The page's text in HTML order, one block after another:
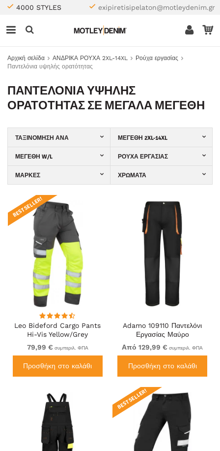
4000 STYLES exipiretisipelaton@motleydenim.gr
Αρχική σελίδα ΑΝΔΡΙΚΑ ΡΟΥΧΑ 2XL-14XL
Ρούχα εργασίας
Παντελόνια υψηλής ορατότητας
ΠΑΝΤΕΛΌΝΙΑ ΥΨΗΛΉΣ
ΟΡΑΤΌΤΗΤΑΣ ΣΕ ΜΕΓΆΛΑ ΜΕΓΈΘΗ
ΤΑΞΙΝΌΜΗΣΗ ΑΝΆ ΜΕΓΈΘΗ 2XL-14XL
ΜΕΓΈΘΗ W/L ΡΟΎΧΑ ΕΡΓΑΣΊΑΣ
ΜΆΡΚΕΣ ΧΡΏΜΑΤΑ
Leo Bideford Cargo Pants
Hi-Vis Yellow/Grey
BEST SELLER!
79,99 € συμπεριλ. ΦΠΑ
Προσθήκη στο καλάθι
Adamo 109110 Παντελόνι
Εργασίας Μαύρο
Από 129,99 € συμπεριλ. ΦΠΑ
Προσθήκη στο καλάθι
BEST SELLER!